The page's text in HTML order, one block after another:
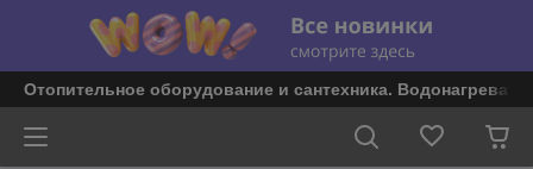
Отопительное оборудование и сантехника.